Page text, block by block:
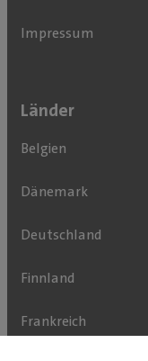
Impressum
Länder
Belgien
Dänemark
Deutschland
Finnland
Frankreich